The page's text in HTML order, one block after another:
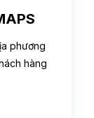
phương
hàng